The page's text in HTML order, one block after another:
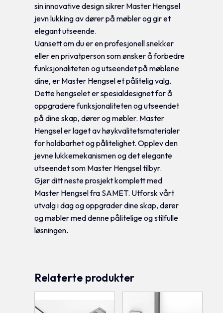
sin innovative design sikrer Master Hengsel
jevn lukking av dører på møbler og gir et
elegant utseende.
Uansett om du er en profesjonell snekker
eller en privatperson som ønsker å forbedre
funksjonaliteten og utseendet på møblene
dine, er Master Hengsel et pålitelig valg.
Dette hengselet er spesialdesignet for å
oppgradere funksjonaliteten og utseendet
på dine skap, dører og møbler. Master
Hengsel er laget av høykvalitetsmaterialer
for holdbarhet og pålitelighet. Opplev den
jevne lukkemekanismen og det elegante
utseendet som Master Hengsel tilbyr.
Gjør ditt neste prosjekt komplett med
Master Hengsel fra SAMET. Utforsk vårt
utvalg i dag og oppgrader dine skap, dører
og møbler med denne pålitelige og stilfulle
løsningen.
Relaterte produkter